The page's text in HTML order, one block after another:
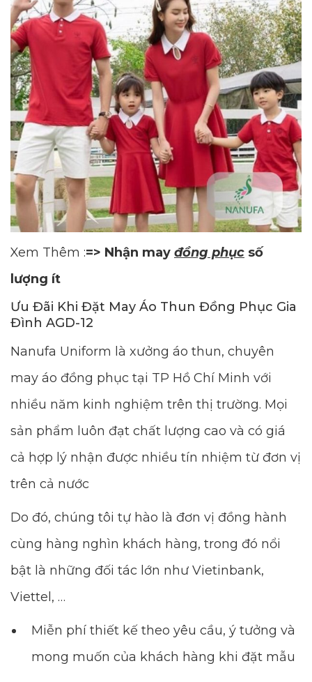
Xem Thêm :=> Nhận may đồng phục số
lượng ít
Ưu Đãi Khi Đặt May Áo Thun Đồng Phục Gia
Đình AGD-12
Nanufa Uniform là xưởng áo thun, chuyên
may áo đồng phục tại TP Hồ Chí Minh với
nhiều năm kinh nghiệm trên thị trường. Mọi
sản phẩm luôn đạt chất lượng cao và có giá
cả hợp lý nhận được nhiều tín nhiệm từ đơn vị
trên cả nước
Do đó, chúng tôi tự hào là đơn vị đồng hành
cùng hàng nghìn khách hàng, trong đó nổi
bật là những đối tác lớn như Vietinbank,
Viettel, …
Miễn phí thiết kế theo yêu cầu, ý tưởng và
mong muốn của khách hàng khi đặt mẫu